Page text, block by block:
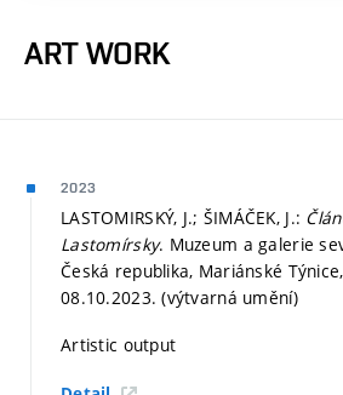
ART WORK
2023
LASTOMIRSKÝ, J.; ŠIMÁČEK, J.:
Lastomírsky. Muzeum a galerie
Česká republika, Mariánské
08.10.2023. (výtvarná umění)
Artistic output